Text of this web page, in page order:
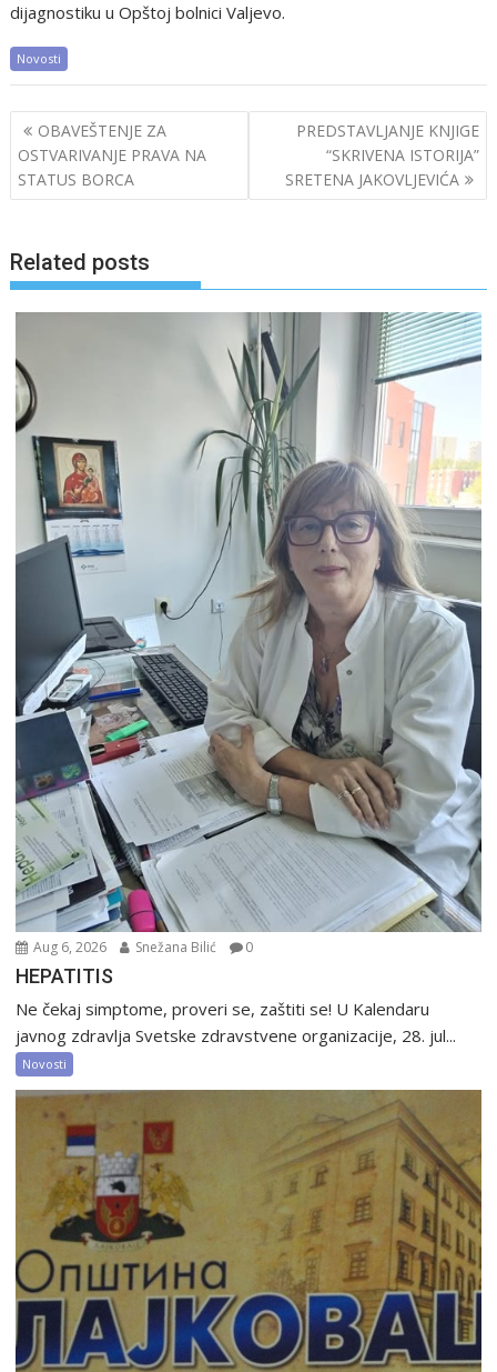
dijagnostiku u Opštoj bolnici Valjevo.
Novosti
Post
navigation
OBAVEŠTENJE ZA
OSTVARIVANJE PRAVA NA
STATUS BORCA
PREDSTAVLJANJE KNJIGE
“SKRIVENA ISTORIJA”
SRETENA JAKOVLJEVIĆA
Related posts
Aug 6, 2026 Snežana Bilić 0
HEPATITIS
Ne čekaj simptome, proveri se, zaštiti se! U Kalendaru
javnog zdravlja Svetske zdravstvene organizacije, 28. jul...
Novosti